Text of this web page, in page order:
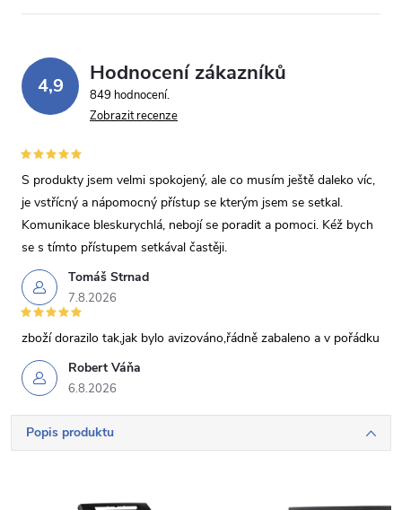
4,9 Hodnocení zákazníků
849 hodnocení
Zobrazit recenze
Tomáš Strnad
7.8.2026
S produkty jsem velmi spokojený, ale co musím ještě daleko víc,
je vstřícný a nápomocný přístup se kterým jsem se setkal.
Komunikace bleskurychlá, nebojí se poradit a pomoci. Kéž bych
se s tímto přístupem setkával častěji.
Robert Váňa
6.8.2026
zboží dorazilo tak,jak bylo avizováno,řádně zabaleno a v pořádku
Popis produktu